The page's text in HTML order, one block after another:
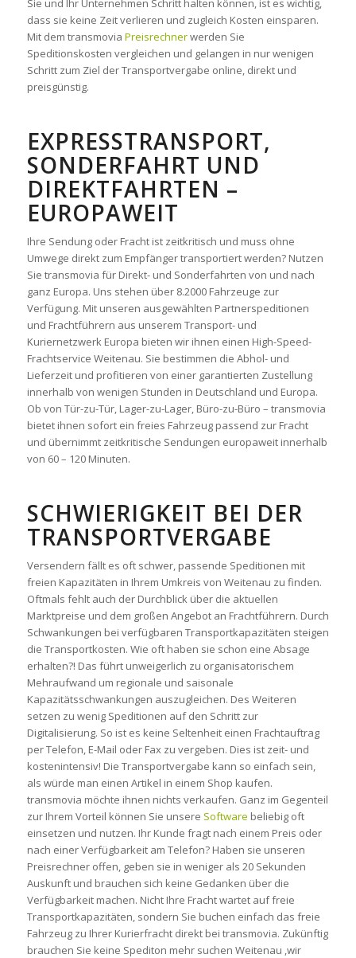
dass sie keine Zeit verlieren und zugleich Kosten einsparen.
Mit dem transmovia Preisrechnerwerden Sie
Speditionskosten vergleichen und gelangen in nur wenigen
Schritt zum Ziel der Transportvergabe online, direkt und
preisgünstig.
EXPRESSTRANSPORT,
SONDERFAHRT UND
DIREKTFAHRTEN –
EUROPAWEIT
Ihre Sendung oder Fracht ist zeitkritisch und muss ohne
Umwege direkt zum Empfänger transportiert werden? Nutzen
Sie transmovia für Direkt- und Sonderfahrten von und nach
ganz Europa. Uns stehen über 8.2000 Fahrzeuge zur
Verfügung. Mit unseren ausgewählten Partnerspeditionen
und Frachtführern aus unserem Transport- und
Kuriernetzwerk Europa bieten wir ihnen einen High-Speed-
Frachtservice Weitenau. Sie bestimmen die Abhol- und
Lieferzeit und profitieren von einer garantierten Zustellung
innerhalb von wenigen Stunden in Deutschland und Europa.
Ob von Tür-zu-Tür, Lager-zu-Lager, Büro-zu-Büro – transmovia
bietet ihnen sofort ein freies Fahrzeug passend zur Fracht
und übernimmt zeitkritische Sendungen europaweit innerhalb
von 60 – 120 Minuten.
SCHWIERIGKEIT BEI DER
TRANSPORTVERGABE
Versendern fällt es oft schwer, passende Speditionen mit
freien Kapazitäten in Ihrem Umkreis von Weitenau zu finden.
Oftmals fehlt auch der Durchblick über die aktuellen
Marktpreise und dem großen Angebot an Frachtführern. Durch
Schwankungen bei verfügbaren Transportkapazitäten steigen
die Transportkosten. Wie oft haben sie schon eine Absage
erhalten?! Das führt unweigerlich zu organisatorischem
Mehraufwand um regionale und saisonale
Kapazitätsschwankungen auszugleichen. Des Weiteren
setzen zu wenig Speditionen auf den Schritt zur
Digitalisierung. So ist es keine Seltenheit einen Frachtauftrag
per Telefon, E-Mail oder Fax zu vergeben. Dies ist zeit- und
kostenintensiv! Die Transportvergabe kann so einfach sein,
als würde man einen Artikel in einem Shop kaufen.
transmovia möchte ihnen nichts verkaufen. Ganz im Gegenteil
zur Ihrem Vorteil können Sie unsere Software beliebig oft
einsetzen und nutzen. Ihr Kunde fragt nach einem Preis oder
nach einer Verfügbarkeit am Telefon? Haben sie unseren
Preisrechner offen, geben sie in weniger als 20 Sekunden
Auskunft und brauchen sich keine Gedanken über die
Verfügbarkeit machen. Nicht Ihre Fracht wartet auf freie
Transportkapazitäten, sondern Sie buchen einfach das freie
Fahrzeug zu Ihrer Kurierfracht direkt bei transmovia. Zukünftig
brauchen Sie keine Spediton mehr suchen Weitenau ,wir